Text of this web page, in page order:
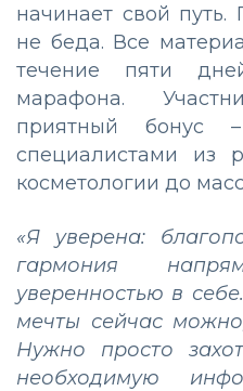
начинает свой путь.
не беда. Все
течение пяти
марафона.
приятный бонус
специалистами из
косметологии до
«Я уверена:
гармония
уверенностью в
мечты сейчас
Нужно просто
необходимую